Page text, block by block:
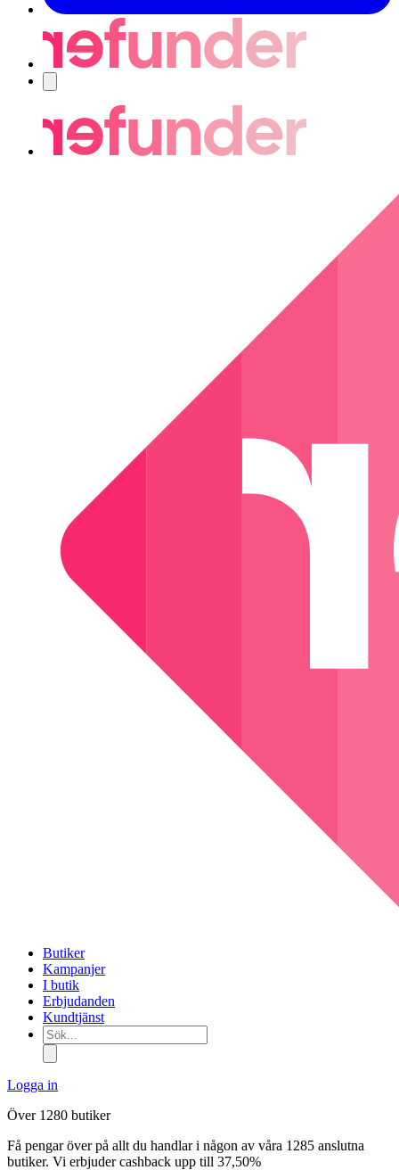
Butiker
Kampanjer
I butik
Erbjudanden
Kundtjänst
Sök...
Logga in
Över 1280 butiker
Få pengar över på allt du handlar i någon av våra 1285 anslutna
butiker. Vi erbjuder cashback upp till 37,50%